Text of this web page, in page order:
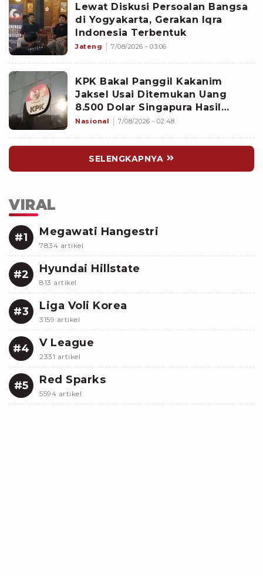
Lewat Diskusi Persoalan Bangsa
di Yogyakarta, Gerakan Iqra
Indonesia Terbentuk
Jateng 7/08/2026 - 03:06
KPK Bakal Panggil Kakanim
Jaksel Usai Ditemukan Uang
8.500 Dolar Singapura Hasil
Penggeledahan
Nasional 7/08/2026 - 02:48
SELENGKAPNYA
VIRAL
#1 Megawati Hangestri
7834 artikel
#2 Hyundai Hillstate
813 artikel
#3 Liga Voli Korea
3159 artikel
#4 V League
2331 artikel
#5 Red Sparks
5594 artikel